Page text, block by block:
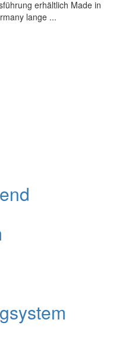
erhältlich Made in
lange ...